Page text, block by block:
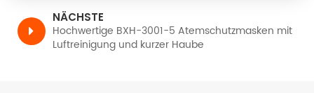
NÄCHSTE
Hochwertige BXH-3001-5 Atemschutzmasken mit
Luftreinigung und kurzer Haube